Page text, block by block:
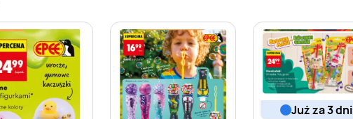
już za 3 dni